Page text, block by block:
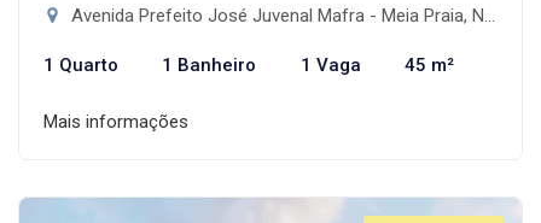
Avenida Prefeito José Juvenal Mafra - Meia Praia, Navegantes-SC
1 Quarto 1 Banheiro 1 Vaga 45 m²
Mais informações